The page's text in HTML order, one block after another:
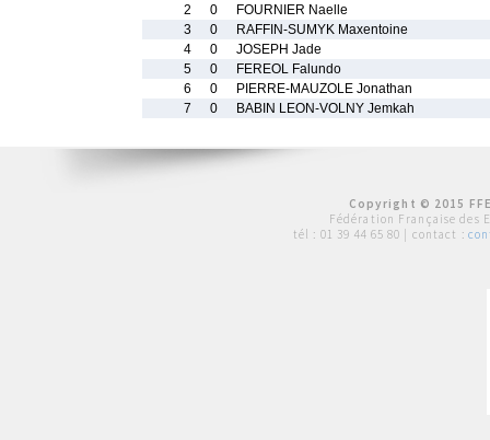
2
0
FOURNIER Naelle
3
0
RAFFIN-SUMYK Maxentoine
4
0
JOSEPH Jade
5
0
FEREOL Falundo
6
0
PIERRE-MAUZOLE Jonathan
7
0 BABIN LEON-VOLNY Jemkah
Copyright © 2015
Fédération Française des
tél : 01 39 44 65 80 | contact :